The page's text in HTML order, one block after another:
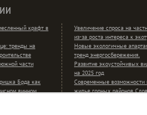
крафт в
тренды на
части
Брда как
винном
Увеличение спроса на
из-за роста интереса к
Новые экологичные
тренд энергосбережения.
Развитие экоустойчивых
на 2025 год
Современные возможности
жилье горных районов